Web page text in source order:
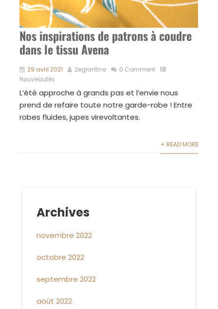
Nos inspirations de patrons à coudre
dans le tissu Avena
29 avril 2021 Zeglantine
0 Comment
Nouveautés
L’été approche à grands pas et l’envie nous
prend de refaire toute notre garde-robe ! Entre
robes fluides, jupes virevoltantes.
+ READ MORE
Archives
novembre 2022
octobre 2022
septembre 2022
août 2022